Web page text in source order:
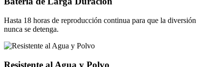
Hasta 18 horas de reproducción continua para que la diversión
nunca se detenga.
Resistente al Agua y Polvo